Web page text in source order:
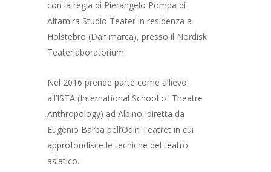
con la regia di Pierangelo Pompa di
Altamira Studio Teater in residenza a
Holstebro (Danimarca), presso il Nordisk
Teaterlaboratorium.
Nel 2016 prende parte come allievo
all’ISTA (International School of Theatre
Anthropology) ad Albino, diretta da
Eugenio Barba dell’Odin Teatret in cui
approfondisce le tecniche del teatro
asiatico.